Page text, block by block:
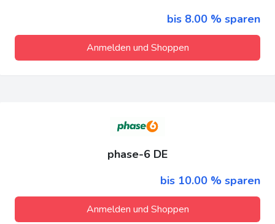
bis 8.00 % sparen
Anmelden und Shoppen
phase-6 DE
bis 10.00 % sparen
Anmelden und Shoppen